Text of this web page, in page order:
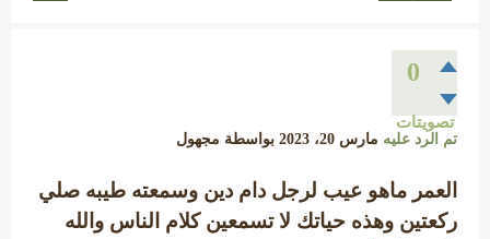
0
تصويتات
تم الرد عليه مارس 20، 2023 بواسطة مجهول
العمر ماهو عيب لرجل دام دين وسمعته طيبه صلي
ركعتين وهذه حياتك لا تسمعين كلام الناس والله